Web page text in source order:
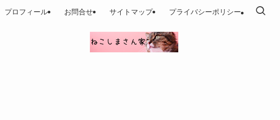
プロフィール お問合せ サイトマップ プライバシーポリシー